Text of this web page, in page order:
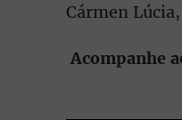
Cármen
Acompanhe